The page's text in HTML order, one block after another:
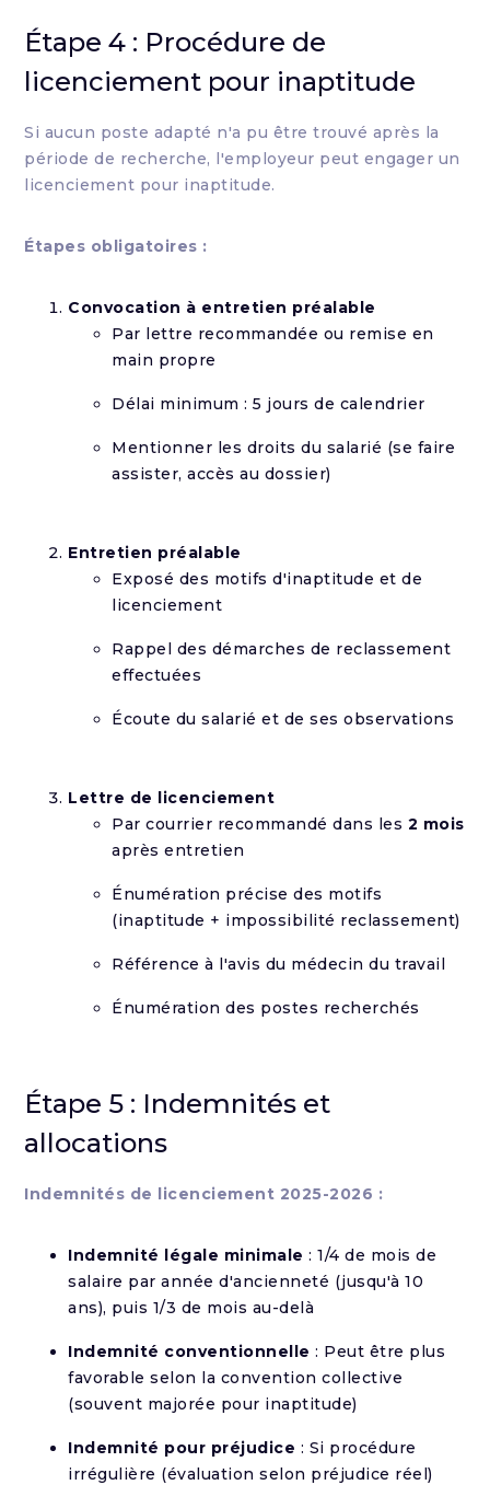
Étape 4 : Procédure de
licenciement pour inaptitude
Si aucun poste adapté n'a pu être trouvé après la
période de recherche, l'employeur peut engager un
licenciement pour inaptitude.
Étapes obligatoires :
Convocation à entretien préalable
Par lettre recommandée ou remise en
main propre
Délai minimum : 5 jours de calendrier
Mentionner les droits du salarié (se faire
assister, accès au dossier)
Entretien préalable
Exposé des motifs d'inaptitude et de
licenciement
Rappel des démarches de reclassement
effectuées
Écoute du salarié et de ses observations
Lettre de licenciement
Par courrier recommandé dans les 2 mois
après entretien
Énumération précise des motifs
(inaptitude + impossibilité reclassement)
Référence à l'avis du médecin du travail
Énumération des postes recherchés
Étape 5 : Indemnités et
allocations
Indemnités de licenciement 2025-2026 :
Indemnité légale minimale : 1/4 de mois de
salaire par année d'ancienneté (jusqu'à 10
ans), puis 1/3 de mois au-delà
Indemnité conventionnelle : Peut être plus
favorable selon la convention collective
(souvent majorée pour inaptitude)
Indemnité pour préjudice : Si procédure
irrégulière (évaluation selon préjudice réel)